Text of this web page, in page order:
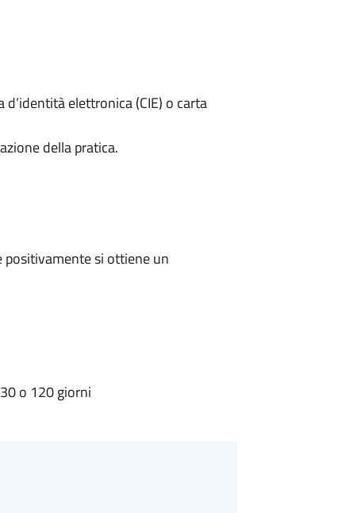
elettronica (CIE) o carta
della pratica.
si ottiene un
o 120 giorni